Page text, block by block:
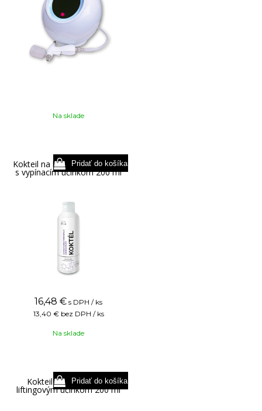
Na sklade
Kokteil na hĺbkovú hydratáciu
s vypínacím účinkom 200 ml
16,48 € s DPH / ks
13,40 € bez DPH / ks
Na sklade
Kokteil na anti-aging s
liftingovým účinkom 200 ml